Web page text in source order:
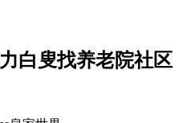
白叟找养老院社区